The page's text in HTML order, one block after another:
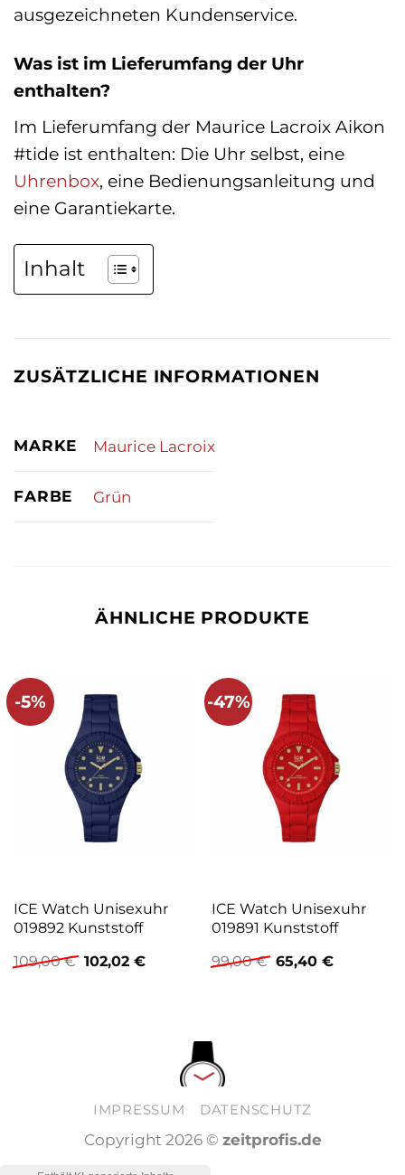
ausgezeichneten Kundenservice.
Was ist im Lieferumfang der Uhr
enthalten?
Im Lieferumfang der Maurice Lacroix Aikon
#tide ist enthalten: Die Uhr selbst, eine
Uhrenbox, eine Bedienungsanleitung und
eine Garantiekarte.
Inhalt
ZUSÄTZLICHE INFORMATIONEN
MARKE Maurice Lacroix
FARBE Grün
ÄHNLICHE PRODUKTE
-5%
ICE Watch Unisexuhr
019892 Kunststoff
109,00€ Ursprünglicher
Preis
102,02 €Aktueller
-47%
ICE Watch Unisexuhr
019891 Kunststoff
99,00€ Ursprünglicher
Preis
65,40 €Aktueller
IMPRESSUM DATENSCHUTZ
Copyright 2026 © zeitprofis.de